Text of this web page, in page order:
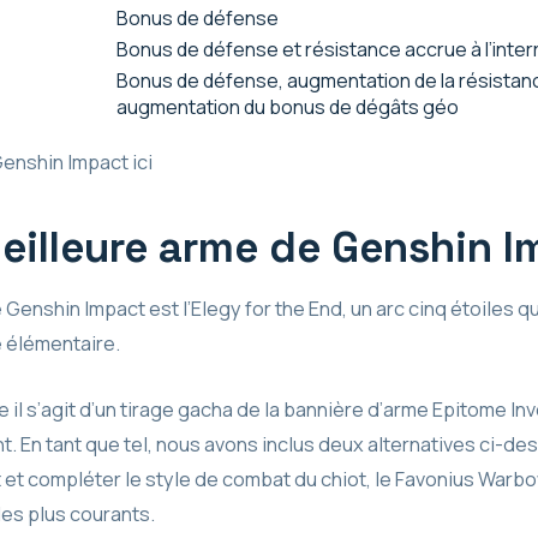
Bonus de défense
Bonus de défense et résistance accrue à
Bonus de défense, augmentation de la
augmentation du bonus de dégâts géo
Impact ici
arme de Genshin
Impact est l’Elegy for the End, un arc cinq étoiles
élémentaire.
il s’agit d’un tirage gacha de la bannière d’arme Epitome
En tant que tel, nous avons inclus deux alternatives ci-
compléter le style de combat du chiot, le Favonius
plus courants.